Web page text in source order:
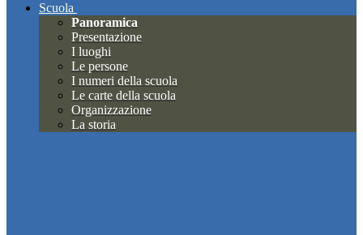
Scuola
Panoramica
Presentazione
I luoghi
Le persone
I numeri della scuola
Le carte della scuola
Organizzazione
La storia